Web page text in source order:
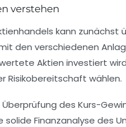
verstehen
kann zunächst
den verschiedenen
Aktien investiert
Risikobereitschaft wählen.
Überprüfung des Kurs-
solide Finanzanalyse des